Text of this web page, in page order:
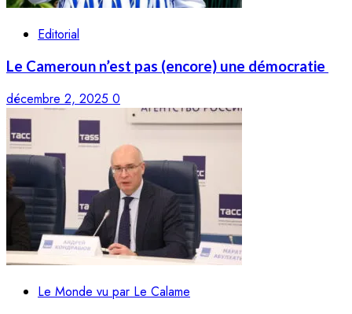
Editorial
Le Cameroun n’est pas (encore) une démocratie
décembre 2, 2025 0
Le Monde vu par Le Calame